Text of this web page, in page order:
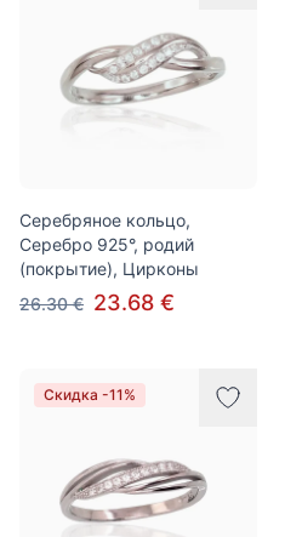
Серебряное кольцо,
Серебро 925°, родий
(покрытие), Цирконы
26.30 € 23.68 €
Скидка -11%